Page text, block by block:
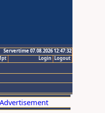
Servertime 07.08.2026 12:47:32
Logout
Login